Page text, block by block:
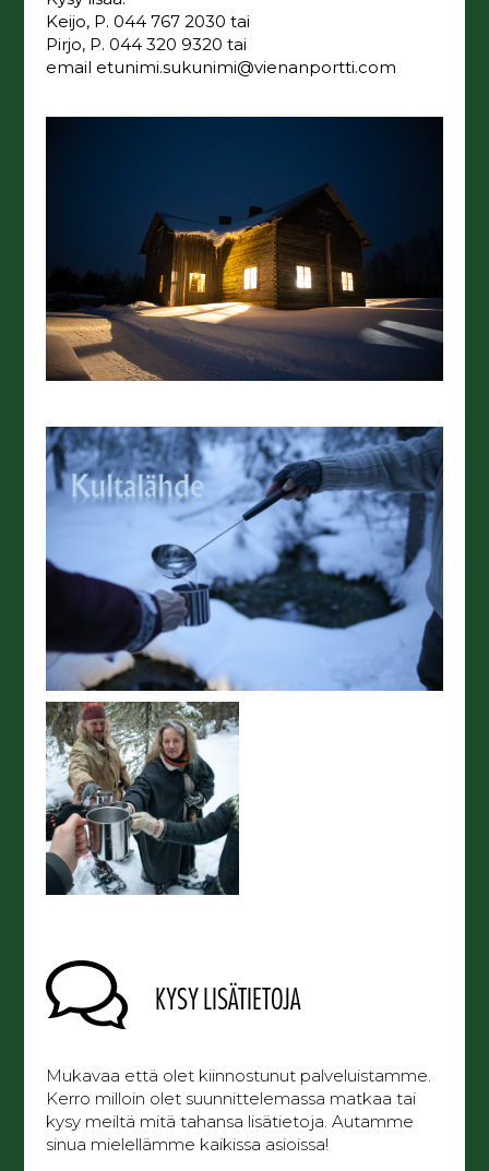
Keijo, P. 044 767 2030 tai
Pirjo, P. 044 320 9320 tai
email etunimi.sukunimi@vienanportti.com
KYSY LISÄTIETOJA
Mukavaa että olet kiinnostunut palveluistamme.
Kerro milloin olet suunnittelemassa matkaa tai
kysy meiltä mitä tahansa lisätietoja. Autamme
sinua mielellämme kaikissa asioissa!